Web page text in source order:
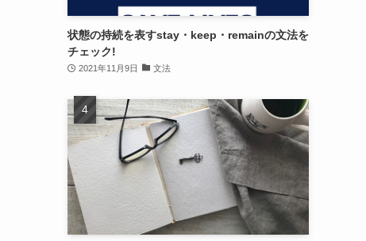
状態の持続を表すstay・keep・remainの文法を
チェック!
2021年11月9日 文法